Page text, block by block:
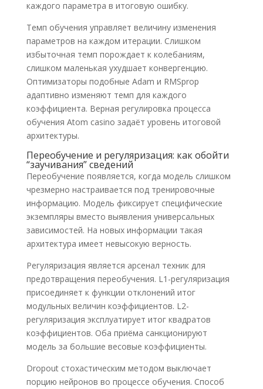
каждого параметра в итоговую ошибку.
Темп обучения управляет величину изменения
параметров на каждом итерации. Слишком
избыточная темп порождает к колебаниям,
слишком маленькая ухудшает конвергенцию.
Оптимизаторы подобные Adam и RMSprop
адаптивно изменяют темп для каждого
коэффициента. Верная регулировка процесса
обучения Atom casino задаёт уровень итоговой
архитектуры.
Переобучение и регуляризация: как обойти
“заучивания” сведений
Переобучение появляется, когда модель слишком
чрезмерно настраивается под тренировочные
информацию. Модель фиксирует специфические
экземпляры вместо выявления универсальных
зависимостей. На новых информации такая
архитектура имеет невысокую верность.
Регуляризация является арсенал техник для
предотвращения переобучения. L1-регуляризация
присоединяет к функции отклонений итог
модульных величин коэффициентов. L2-
регуляризация эксплуатирует итог квадратов
коэффициентов. Оба приёма санкционируют
модель за большие весовые коэффициенты.
Dropout стохастическим методом выключает
порцию нейронов во процессе обучения. Способ